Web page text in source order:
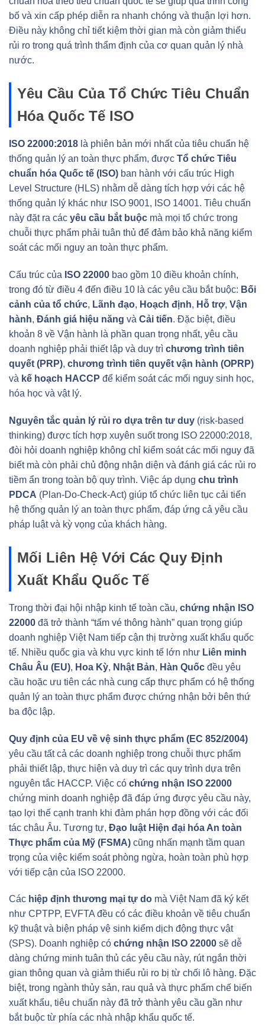
bố và xin cấp phép diễn ra nhanh chóng và thuận lợi hơn.
Điều này không chỉ tiết kiệm thời gian mà còn giảm thiểu
rủi ro trong quá trình thẩm định của cơ quan quản lý nhà
nước.
Yêu Cầu Của Tổ Chức Tiêu Chuẩn
Hóa Quốc Tế ISO
ISO 22000:2018 là phiên bản mới nhất của tiêu chuẩn hệ
thống quản lý an toàn thực phẩm, được Tổ chức Tiêu
chuẩn hóa Quốc tế (ISO) ban hành với cấu trúc High
Level Structure (HLS) nhằm dễ dàng tích hợp với các hệ
thống quản lý khác như ISO 9001, ISO 14001. Tiêu chuẩn
này đặt ra các yêu cầu bắt buộc mà mọi tổ chức trong
chuỗi thực phẩm phải tuân thủ để đảm bảo khả năng kiểm
soát các mối nguy an toàn thực phẩm.
Cấu trúc của ISO 22000 bao gồm 10 điều khoản chính,
trong đó từ điều 4 đến điều 10 là các yêu cầu bắt buộc: Bối
cảnh của tổ chức, Lãnh đạo, Hoạch định, Hỗ trợ, Vận
hành, Đánh giá hiệu năng và Cải tiến. Đặc biệt, điều
khoản 8 về Vận hành là phần quan trọng nhất, yêu cầu
doanh nghiệp phải thiết lập và duy trì chương trình tiên
quyết (PRP), chương trình tiên quyết vận hành (OPRP)
và kế hoạch HACCP để kiểm soát các mối nguy sinh học,
hóa học và vật lý.
Nguyên tắc quản lý rủi ro dựa trên tư duy (risk-based
thinking) được tích hợp xuyên suốt trong ISO 22000:2018,
đòi hỏi doanh nghiệp không chỉ kiểm soát các mối nguy đã
biết mà còn phải chủ động nhận diện và đánh giá các rủi ro
tiềm ẩn trong toàn bộ quy trình. Việc áp dụng chu trình
PDCA (Plan-Do-Check-Act) giúp tổ chức liên tục cải tiến
hệ thống quản lý an toàn thực phẩm, đáp ứng cả yêu cầu
pháp luật và kỳ vọng của khách hàng.
Mối Liên Hệ Với Các Quy Định
Xuất Khẩu Quốc Tế
Trong thời đại hội nhập kinh tế toàn cầu, chứng nhận ISO
22000 đã trở thành “tấm vé thông hành” quan trọng giúp
doanh nghiệp Việt Nam tiếp cận thị trường xuất khẩu quốc
tế. Nhiều quốc gia và khu vực kinh tế lớn như Liên minh
Châu Âu (EU), Hoa Kỳ, Nhật Bản, Hàn Quốc đều yêu
cầu hoặc ưu tiên các nhà cung cấp thực phẩm có hệ thống
quản lý an toàn thực phẩm được chứng nhận bởi bên thứ
ba độc lập.
Quy định của EU về vệ sinh thực phẩm (EC 852/2004)
yêu cầu tất cả các doanh nghiệp trong chuỗi thực phẩm
phải thiết lập, thực hiện và duy trì các quy trình dựa trên
nguyên tắc HACCP. Việc có chứng nhận ISO 22000
chứng minh doanh nghiệp đã đáp ứng được yêu cầu này,
tạo lợi thế cạnh tranh khi đàm phán hợp đồng với các đối
tác châu Âu. Tương tự, Đạo luật Hiện đại hóa An toàn
Thực phẩm của Mỹ (FSMA) cũng nhấn mạnh tầm quan
trọng của việc kiểm soát phòng ngừa, hoàn toàn phù hợp
với tiếp cận của ISO 22000.
Các hiệp định thương mại tự do mà Việt Nam đã ký kết
như CPTPP, EVFTA đều có các điều khoản về tiêu chuẩn
kỹ thuật và biện pháp vệ sinh kiểm dịch động thực vật
(SPS). Doanh nghiệp có chứng nhận ISO 22000 sẽ dễ
dàng chứng minh tuân thủ các yêu cầu này, rút ngắn thời
gian thông quan và giảm thiểu rủi ro bị từ chối lô hàng. Đặc
biệt, trong ngành thủy sản, rau quả và thực phẩm chế biến
xuất khẩu, tiêu chuẩn này đã trở thành yêu cầu gần như
bắt buộc từ phía các nhà nhập khẩu quốc tế.